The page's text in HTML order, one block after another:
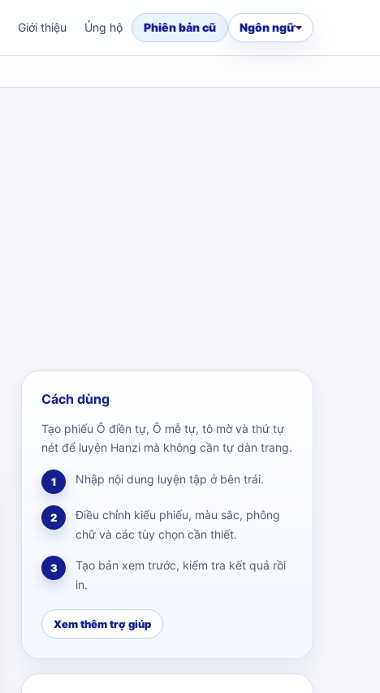
Giới thiệu Ủng hộ Phiên bản cũ Ngôn ngữ
Cách dùng
Tạo phiếu Ô điền tự, Ô mễ tự, tô mờ và thứ tự
nét để luyện Hanzi mà không cần tự dàn trang.
1 Nhập nội dung luyện tập ở bên trái.
2
Điều chỉnh kiểu phiếu, màu sắc, phông
chữ và các tùy chọn cần thiết.
3
Tạo bản xem trước, kiểm tra kết quả rồi
in.
Xem thêm trợ giúp